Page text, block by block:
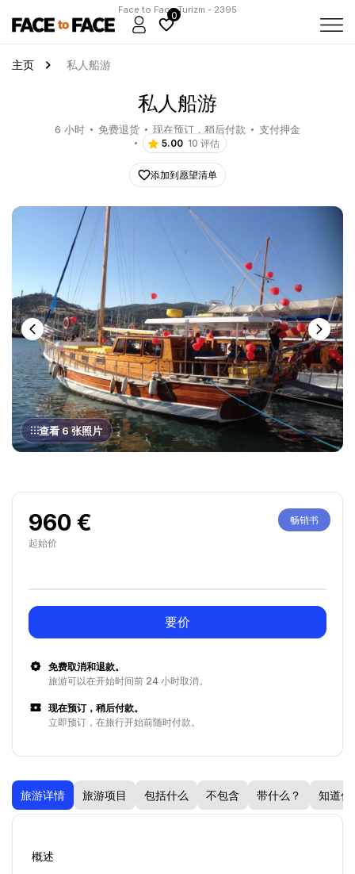
Face to Face Turizm - 2395
0
主页 私人船游
私人船游
6 小时 免费退货 现在预订，稍后付款 支付押金
5.00 10 评估
添加到愿望清单
查看 6 张照片
畅销书
960 €
起始价
要价
免费取消和退款。
旅游可以在开始时间前 24 小时取消。
现在预订，稍后付款。
立即预订，在旅行开始前随时付款。
旅游详情 旅游项目 包括什么 不包含 带什么？ 知道什
概述